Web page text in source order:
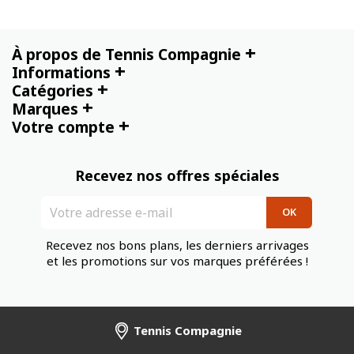
À propos de Tennis Compagnie +
Informations +
Catégories +
Marques +
Votre compte +
Recevez nos offres spéciales
Recevez nos bons plans, les derniers arrivages
et les promotions sur vos marques préférées !
Tennis Compagnie